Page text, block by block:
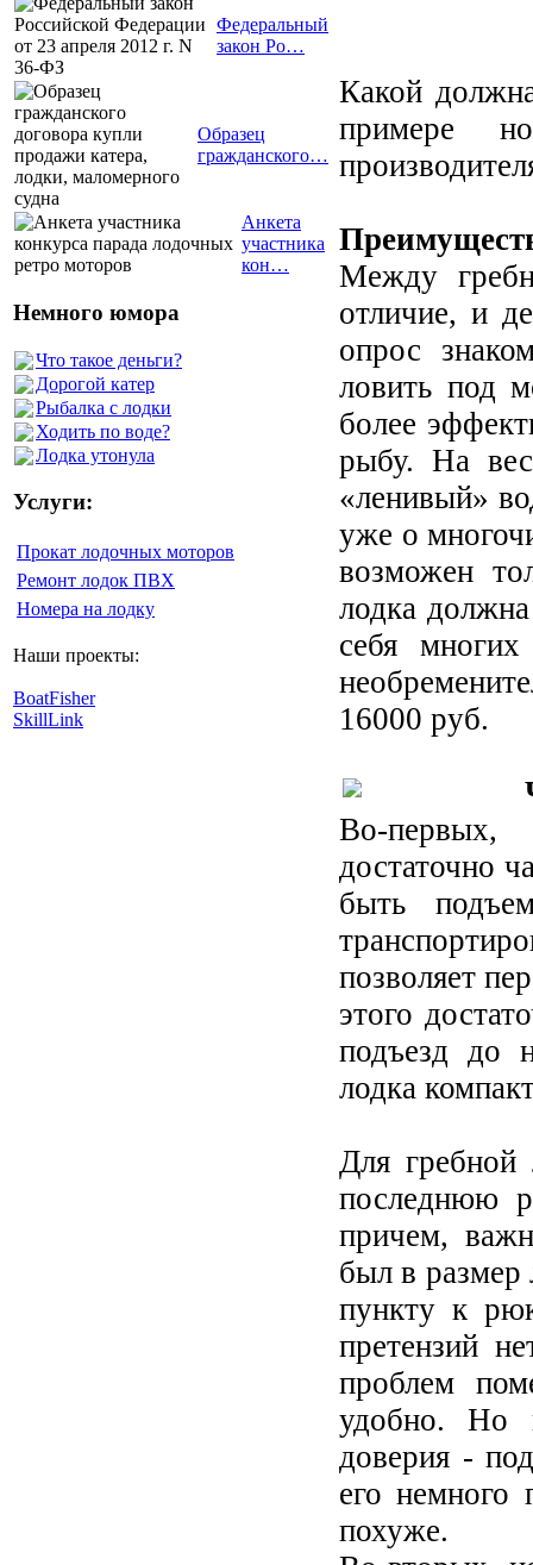
Федеральный
закон Ро…
Образец
гражданского…
Анкета
участника
кон…
Немного юмора
Что такое деньги?
Дорогой катер
Рыбалка с лодки
Ходить по воде?
Лодка утонула
Услуги:
Прокат лодочных моторов
Ремонт лодок ПВХ
Номера на лодку
Наши проекты:
BoatFisher
SkillLink
Какой
примере
Между
отличие, и
опрос
ловить под
более
рыбу. На
«ленивый»
уже о
возможен
лодка
себя
16000 руб.
Во-первых,
достаточно
быть
позволяет
этого
подъезд до
лодка
Для гребной
последнюю
причем,
был в размер
пункту к
претензий
проблем
удобно. Но
доверия -
его немного
похуже.